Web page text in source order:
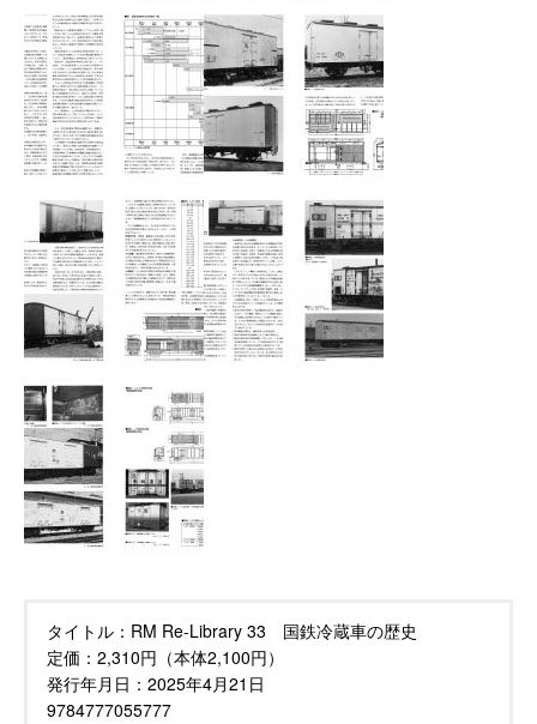
タイトル： RM Re-Library 33 国鉄冷蔵車の歴史
定価： 2,310円（本体2,100円）
発行年月日： 2025年4月21日
9784777055777